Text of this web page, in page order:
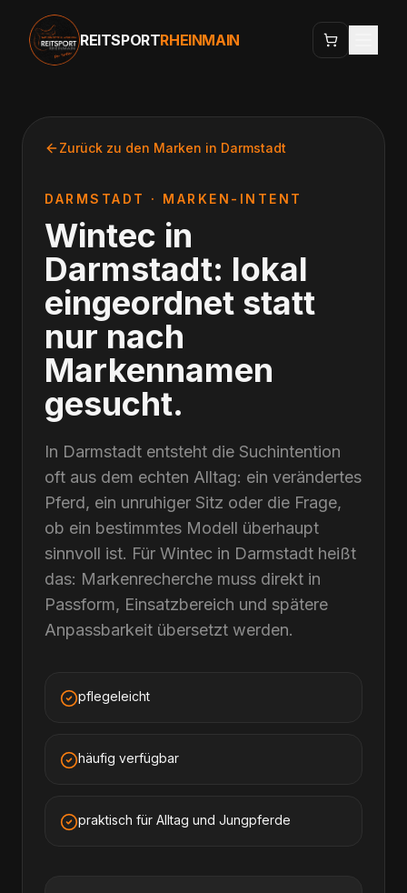
REITSPORTRHEINMAIN
Zurück zu den Marken in Darmstadt
DARMSTADT · MARKEN-INTENT
Wintec in
Darmstadt: lokal
eingeordnet statt
nur nach
Markennamen
gesucht.
In Darmstadt entsteht die Suchintention
oft aus dem echten Alltag: ein verändertes
Pferd, ein unruhiger Sitz oder die Frage,
ob ein bestimmtes Modell überhaupt
sinnvoll ist. Für Wintec in Darmstadt heißt
das: Markenrecherche muss direkt in
Passform, Einsatzbereich und spätere
Anpassbarkeit übersetzt werden.
pflegeleicht
häufig verfügbar
praktisch für Alltag und Jungpferde